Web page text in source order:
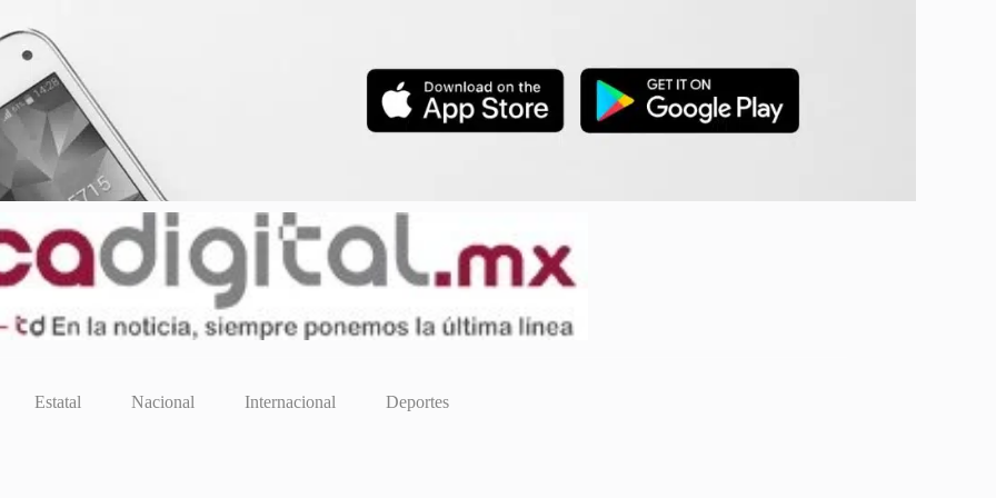
Estatal Nacional Internacional Deportes